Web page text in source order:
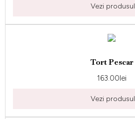
Vezi produsul
Tort Pescar
163.00lei
Vezi produsul